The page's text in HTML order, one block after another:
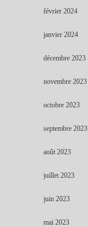
février 2024
janvier 2024
décembre 2023
novembre 2023
octobre 2023
septembre 2023
août 2023
juillet 2023
juin 2023
mai 2023